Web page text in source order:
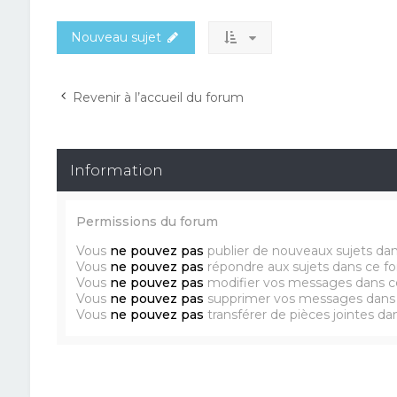
Nouveau sujet
Revenir à l’accueil du forum
Information
Permissions du forum
Vous ne pouvez pas publier de nouveaux sujets
Vous ne pouvez pas répondre aux sujets dans ce
Vous ne pouvez pas modifier vos messages dans
Vous ne pouvez pas supprimer vos messages
Vous ne pouvez pas transférer de pièces jointes